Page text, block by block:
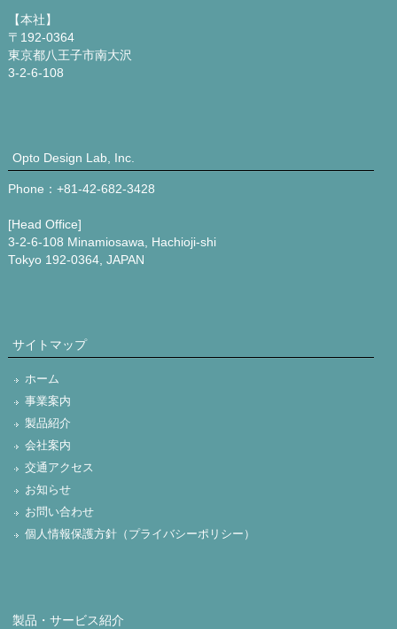
【本社】
〒192-0364
東京都八王子市南大沢
3-2-6-108
Opto Design Lab, Inc.
Phone：+81-42-682-3428
[Head Office]
3-2-6-108 Minamiosawa, Hachioji-shi
Tokyo 192-0364, JAPAN
サイトマップ
ホーム
事業案内
製品紹介
会社案内
交通アクセス
お知らせ
お問い合わせ
個人情報保護方針（プライバシーポリシー）
製品・サービス紹介